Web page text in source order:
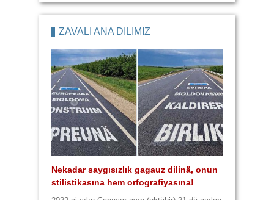
2014, Büük ay, 20
2014, Büük ay, 11
türküsü.
ZAVALI ANA DİLİMİZ
Nekadar saygısızlık gagauz dilinä, onun
stilistikasına hem orfografiyasına!
Zavalı Gagauz Dilimiz! Hem zaametä,
hem da harcanan paraya yazık!
Kulturasız kultura
Yannışlıklar karma karışık
4 lafta 9 yannışlık var
Üç lafta 6 yannışlık